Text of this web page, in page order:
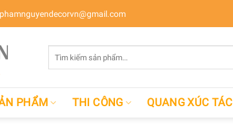
phamnguyendecorvn@gmail.com
Tìm
kiếm:
PHẨM THI CÔNG QUANG XÚC TÁC